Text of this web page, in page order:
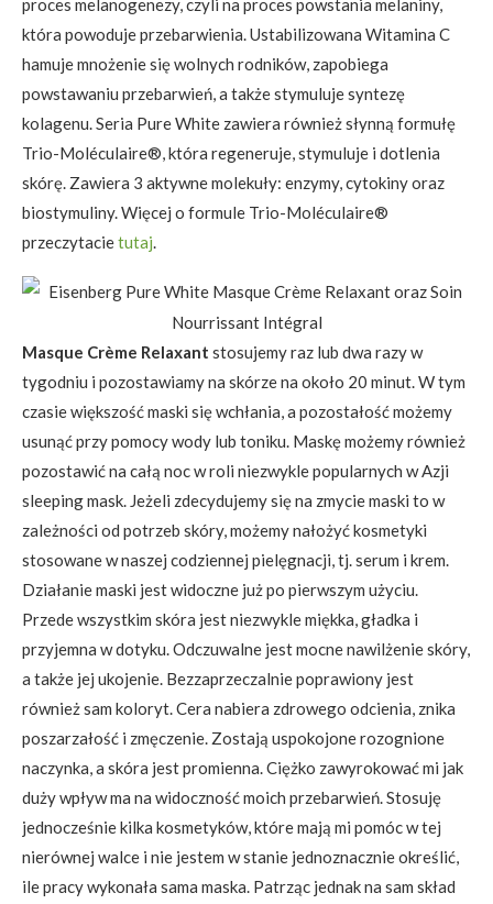
proces melanogenezy, czyli na proces powstania melaniny,
która powoduje przebarwienia. Ustabilizowana Witamina C
hamuje mnożenie się wolnych rodników, zapobiega
powstawaniu przebarwień, a także stymuluje syntezę
kolagenu. Seria Pure White zawiera również słynną formułę
Trio-Moléculaire®, która regeneruje, stymuluje i dotlenia
skórę. Zawiera 3 aktywne molekuły: enzymy, cytokiny oraz
biostymuliny. Więcej o formule Trio-Moléculaire®
przeczytacietutaj.
Masque Crème Relaxant stosujemy raz lub dwa razy w
tygodniu i pozostawiamy na skórze na około 20 minut. W tym
czasie większość maski się wchłania, a pozostałość możemy
usunąć przy pomocy wody lub toniku. Maskę możemy również
pozostawić na całą noc w roli niezwykle popularnych w Azji
sleeping mask. Jeżeli zdecydujemy się na zmycie maski to w
zależności od potrzeb skóry, możemy nałożyć kosmetyki
stosowane w naszej codziennej pielęgnacji, tj. serum i krem.
Działanie maski jest widoczne już po pierwszym użyciu.
Przede wszystkim skóra jest niezwykle miękka, gładka i
przyjemna w dotyku. Odczuwalne jest mocne nawilżenie skóry,
a także jej ukojenie. Bezzaprzeczalnie poprawiony jest
również sam koloryt. Cera nabiera zdrowego odcienia, znika
poszarzałość i zmęczenie. Zostają uspokojone rozognione
naczynka, a skóra jest promienna. Ciężko zawyrokować mi jak
duży wpływ ma na widoczność moich przebarwień. Stosuję
jednocześnie kilka kosmetyków, które mają mi pomóc w tej
nierównej walce i nie jestem w stanie jednoznacznie określić,
ile pracy wykonała sama maska. Patrząc jednak na sam skład